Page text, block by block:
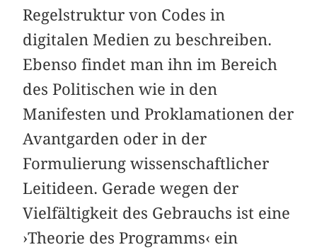
Regelstruktur von Codes in
digitalen Medien zu beschreiben.
Ebenso findet man ihn im Bereich
des Politischen wie in den
Manifesten und Proklamationen der
Avantgarden oder in der
Formulierung wissenschaftlicher
Leitideen. Gerade wegen der
Vielfältigkeit des Gebrauchs ist eine
›Theorie des Programms‹ ein